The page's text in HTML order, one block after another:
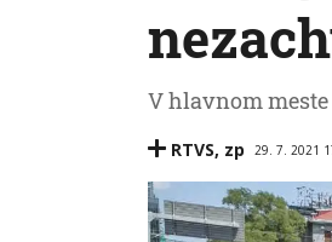
V hlavnom meste
RTVS, zp 29. 7. 2021